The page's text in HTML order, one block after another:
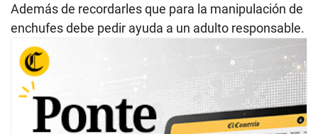
Además de recordarles que para la manipulación de
enchufes debe pedir ayuda a un adulto responsable.